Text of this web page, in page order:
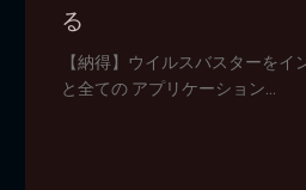
る
【納得】ウイルスバスターをイ
と全ての アプリケーション...